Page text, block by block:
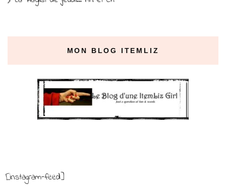
MON BLOG ITEMLIZ
[instagram-feed]